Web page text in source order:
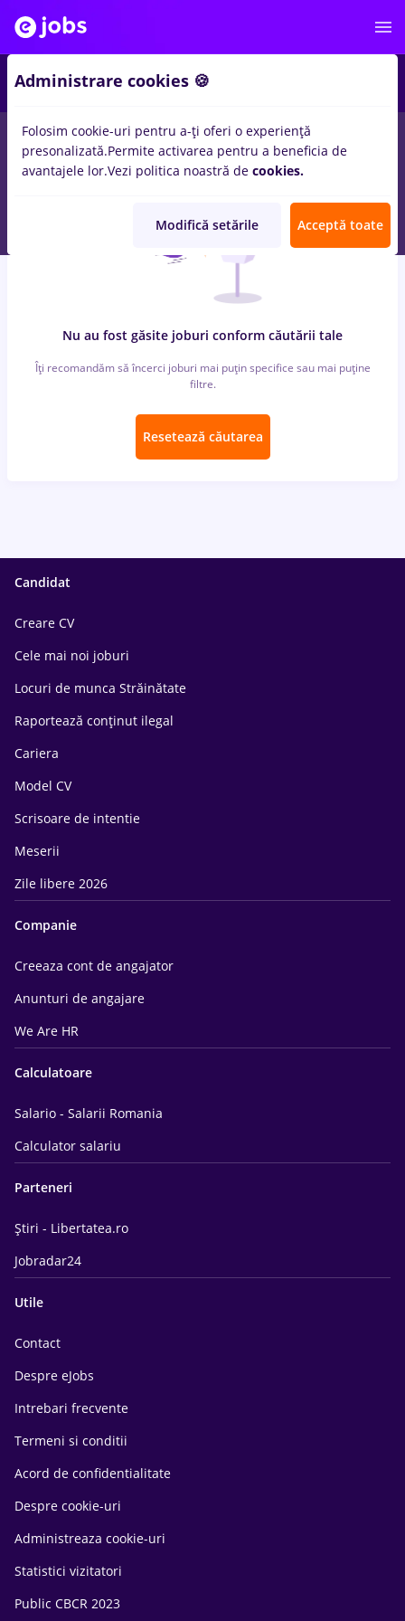
locuri de muncaafter effects inConstructii / Instalatii
Nu au fost găsite joburi conform căutării tale
Îți recomandăm să încerci joburi mai puțin specifice sau mai puține
filtre.
Resetează căutarea
Candidat
Creare CV
Cele mai noi joburi
Locuri de munca Străinătate
Raportează conținut ilegal
Cariera
Model CV
Scrisoare de intentie
Meserii
Zile libere 2026
Companie
Creeaza cont de angajator
Anunturi de angajare
We Are HR
Calculatoare
Salario - Salarii Romania
Calculator salariu
Parteneri
Știri - Libertatea.ro
Jobradar24
Utile
Contact
Despre eJobs
Intrebari frecvente
Termeni si conditii
Acord de confidentialitate
Despre cookie-uri
Administreaza cookie-uri
Statistici vizitatori
Public CBCR 2023
Administrare cookies 🍪
Folosim cookie-uri pentru a-ți oferi o experiență
presonalizată.Permite activarea pentru a beneficia de
avantajele lor.Vezi politica noastră de cookies.
Modifică setările Acceptă toate